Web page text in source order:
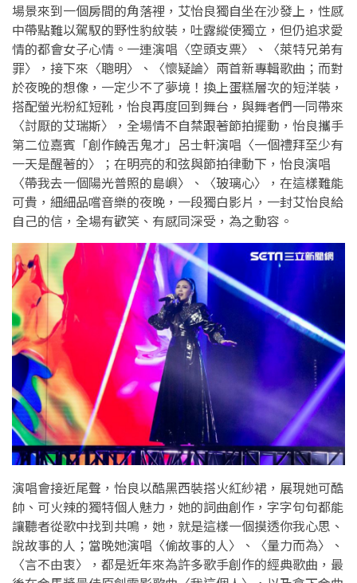
場景來到一個房間的角落裡，艾怡良獨自坐在沙發上，性感
中帶點難以駕馭的野性豹紋裝，吐露縱使獨立，但仍追求愛
情的都會女子心情。一連演唱〈空頭支票〉、〈萊特兄弟有
罪〉，接下來〈聰明〉、〈懷疑論〉兩首新專輯歌曲；而對
於夜晚的想像，一定少不了夢境！換上蛋糕層次的短洋裝，
搭配螢光粉紅短靴，怡良再度回到舞台，與舞者們一同帶來
〈討厭的艾瑞斯〉，全場情不自禁跟著節拍擺動，怡良攜手
第二位嘉賓「創作饒舌鬼才」呂士軒演唱〈一個禮拜至少有
一天是醒著的〉；在明亮的和弦與節拍律動下，怡良演唱
〈帶我去一個陽光普照的島嶼〉、〈玻璃心〉，在這樣難能
可貴，細細品嚐音樂的夜晚，一段獨白影片，一封艾怡良給
自己的信，全場有歡笑、有感同深受，為之動容。
演唱會接近尾聲，怡良以酷黑西裝搭火紅紗裙，展現她可酷
帥、可火辣的獨特個人魅力，她的詞曲創作，字字句句都能
讓聽者從歌中找到共鳴，她，就是這樣一個摸透你我心思、
說故事的人；當晚她演唱〈偷故事的人〉、〈量力而為〉、
〈言不由衷〉，都是近年來為許多歌手創作的經典歌曲，最